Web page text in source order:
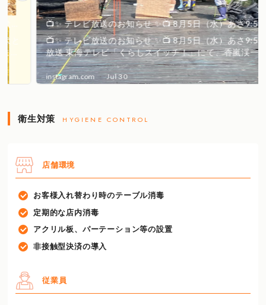
衛生対策 HYGIENE CONTROL
店舗環境
お客様入れ替わり時のテーブル消毒
定期的な店内消毒
アクリル板、パーテーション等の設置
非接触型決済の導入
従業員